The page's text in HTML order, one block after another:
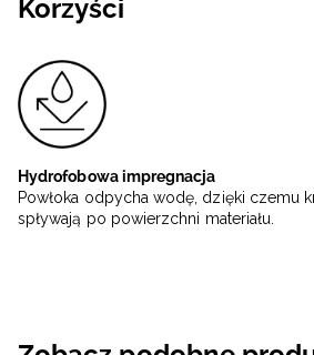
Korzyści
Hydrofobowa impregnacja
Powłoka odpycha wodę, dzięki czemu
spływają po powierzchni materiału.